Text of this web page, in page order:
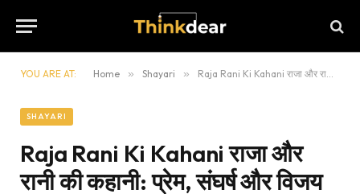
YOU ARE AT: Home » Shayari » Raja Rani Ki Kahani राजा और रानी की कहानी: प्रेम, संघर्ष और विजय की दास्तान
SHAYARI
Raja Rani Ki Kahani राजा और
रानी की कहानी: प्रेम, संघर्ष और विजय